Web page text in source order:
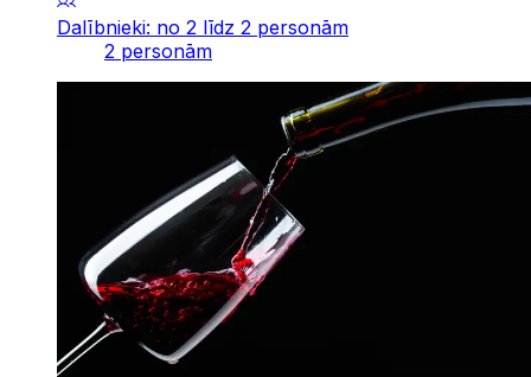
Dalībnieki: no 2 līdz 2 personām
2 personām